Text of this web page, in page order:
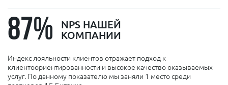
87%
NPS НАШЕЙ
КОМПАНИИ
Индекс лояльности клиентов отражает подход к
клиентоориентированности и высокое качество оказываемых
услуг. По данному показателю мы заняли 1 место среди